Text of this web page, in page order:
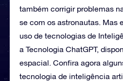
também corrigir problemas
se com os astronautas. Mas
uso de tecnologias de
a Tecnologia ChatGPT,
espacial. Confira agora
tecnologia de inteligência